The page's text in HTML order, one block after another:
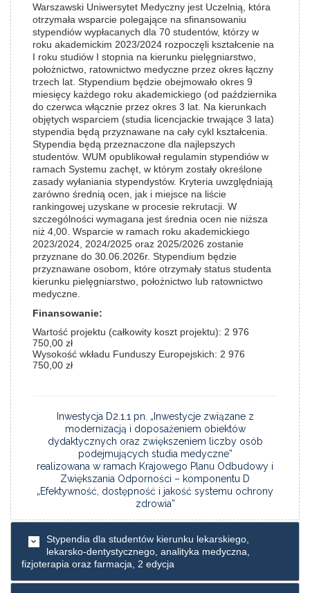
Warszawski Uniwersytet Medyczny jest Uczelnią, która
otrzymała wsparcie polegające na sfinansowaniu
stypendiów wypłacanych dla 70 studentów, którzy w
roku akademickim 2023/2024 rozpoczęli kształcenie na
I roku studiów I stopnia na kierunku pielęgniarstwo,
położnictwo, ratownictwo medyczne przez okres łączny
trzech lat. Stypendium będzie obejmowało okres 9
miesięcy każdego roku akademickiego (od października
do czerwca włącznie przez okres 3 lat. Na kierunkach
objętych wsparciem (studia licencjackie trwające 3 lata)
stypendia będą przyznawane na cały cykl kształcenia.
Stypendia będą przeznaczone dla najlepszych
studentów. WUM opublikował regulamin stypendiów w
ramach Systemu zachęt, w którym zostały określone
zasady wyłaniania stypendystów. Kryteria uwzględniają
zarówno średnią ocen, jak i miejsce na liście
rankingowej uzyskane w procesie rekrutacji. W
szczególności wymagana jest średnia ocen nie niższa
niż 4,00. Wsparcie w ramach roku akademickiego
2023/2024, 2024/2025 oraz 2025/2026 zostanie
przyznane do 30.06.2026r. Stypendium będzie
przyznawane osobom, które otrzymały status studenta
kierunku pielęgniarstwo, położnictwo lub ratownictwo
medyczne.
Finansowanie:
Wartość projektu (całkowity koszt projektu): 2 976
750,00 zł
Wysokość wkładu Funduszy Europejskich: 2 976
750,00 zł
Inwestycja D2.1.1 pn. „Inwestycje związane z
modernizacją i doposażeniem obiektów
dydaktycznych oraz zwiększeniem liczby osób
podejmujących studia medyczne”
realizowana w ramach Krajowego Planu Odbudowy i
Zwiększania Odporności – komponentu D
„Efektywność, dostępność i jakość systemu ochrony
zdrowia”
Stypendia dla studentów kierunku lekarskiego,
lekarsko-dentystycznego, analityka medyczna,
fizjoterapia oraz farmacja, 2 edycja